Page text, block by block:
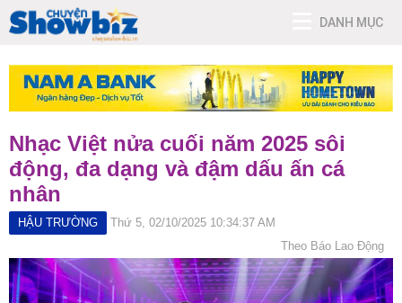
DANH MỤC
Nhạc Việt nửa cuối năm 2025 sôi
động, đa dạng và đậm dấu ấn cá
nhân
HẬU TRƯỜNG
Thứ 5, 02/10/2025 10:34:37 AM
Theo Báo Lao Động